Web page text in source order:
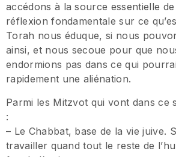
accédons à la source essentielle
réflexion fondamentale sur ce
Torah nous éduque, si nous
ainsi, et nous secoue pour que
endormions pas dans ce qui
rapidement une aliénation.
Parmi les Mitzvot qui vont dans ce
:
– Le Chabbat, base de la vie juive.
travailler quand tout le reste de